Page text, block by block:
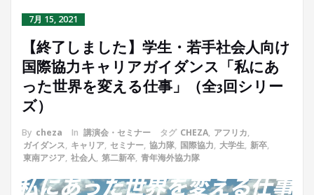
7月 15, 2021
【終了しました】学生・若手社会人向け
国際協力キャリアガイダンス「私にあ
った世界を変える仕事」（全3回シリー
ズ）
By cheza In 講演会・セミナー タグ CHEZA, アフリカ,
ガイダンス, キャリア, セミナー, 協力隊, 国際協力, 大学生, 新卒,
東南アジア, 社会人, 第二新卒, 青年海外協力隊